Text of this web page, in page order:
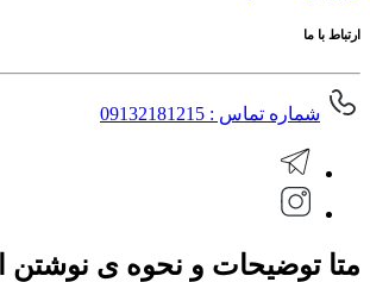
ارتباط با ما
شماره تماس : 09132181215
متا توضیحات و نحوه ی نوشتن